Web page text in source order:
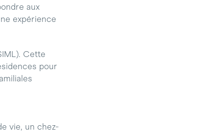
aux
expérience
Cette
pour
vie, un chez-